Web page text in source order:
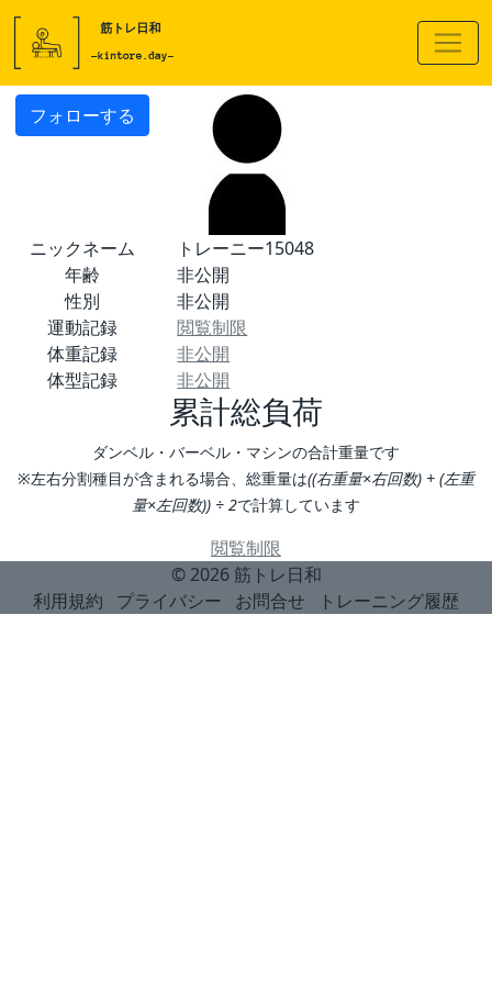
フォローする
ニックネーム
トレーニー15048
年齢
非公開
性別
非公開
運動記録
閲覧制限
体重記録
非公開
体型記録
非公開
累計総負荷
ダンベル・バーベル・マシンの合計重量です
※左右分割種目が含まれる場合、総重量は((右重量×右回数) + (左重
量×左回数)) ÷ 2で計算しています
閲覧制限
© 2026 筋トレ日和
利用規約
プライバシー お問合せ トレーニング履歴